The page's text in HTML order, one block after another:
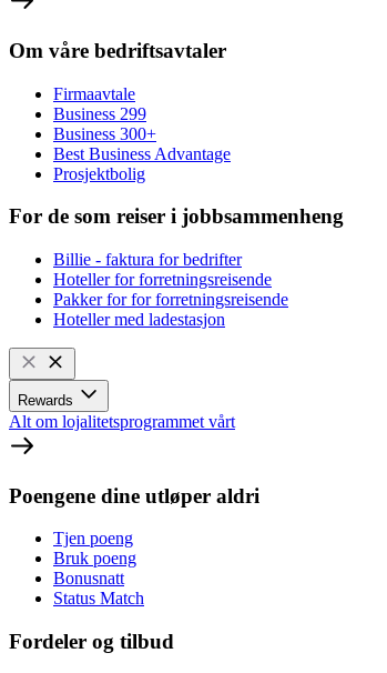
Om våre bedriftsavtaler
Firmaavtale
Business 299
Business 300+
Best Business Advantage
Prosjektbolig
For de som reiser i jobbsammenheng
Billie - faktura for bedrifter
Hoteller for forretningsreisende
Pakker for for forretningsreisende
Hoteller med ladestasjon
Rewards
Alt om lojalitetsprogrammet vårt
Poengene dine utløper aldri
Tjen poeng
Bruk poeng
Bonusnatt
Status Match
Fordeler og tilbud